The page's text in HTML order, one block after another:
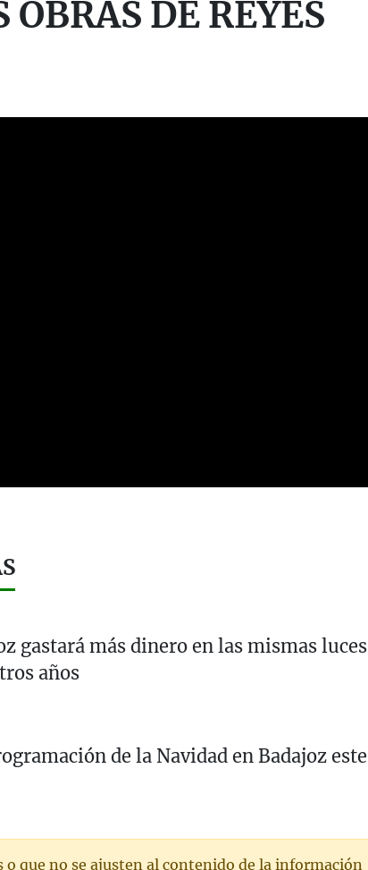
DE REYES
gastará más dinero en las mismas luces
años
de la Navidad en Badajoz este
que no se ajusten al contenido de la información